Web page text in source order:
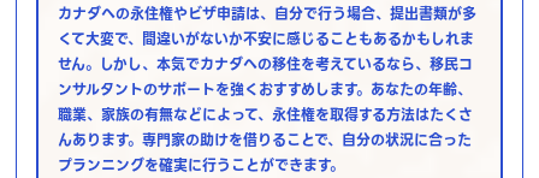
カナダへの永住権やビザ申請は、自分で行う場合、提出書類が多
くて大変で、間違いがないか不安に感じることもあるかもしれま
せん。しかし、本気でカナダへの移住を考えているなら、移民コ
ンサルタントのサポートを強くおすすめします。あなたの年齢、
職業、家族の有無などによって、永住権を取得する方法はたくさ
んあります。専門家の助けを借りることで、自分の状況に合った
プランニングを確実に行うことができます。